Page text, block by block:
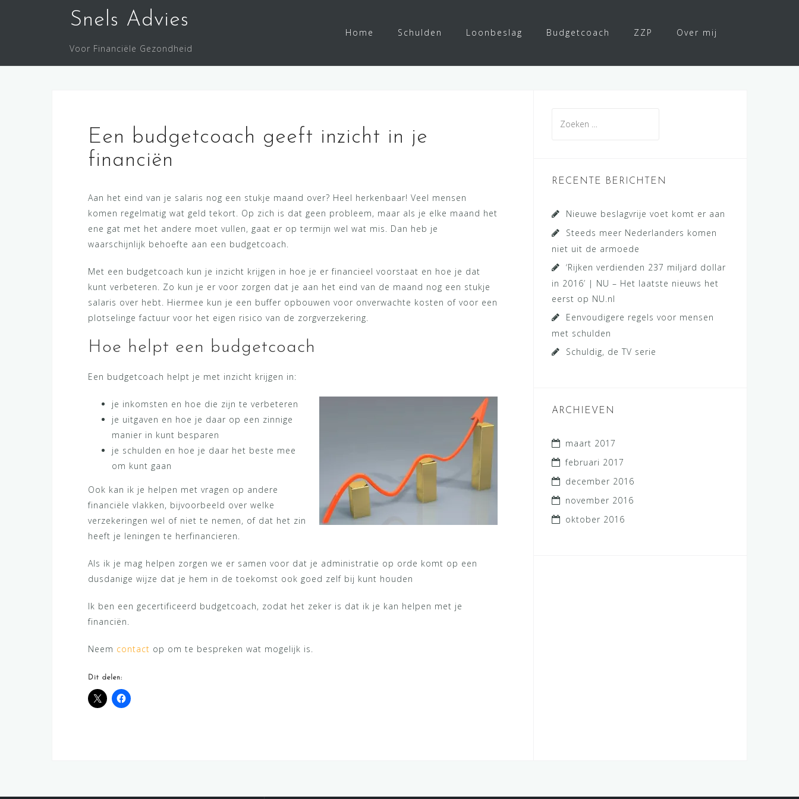
Snels Advies
Voor Financiële Gezondheid
Home Schulden Loonbeslag Budgetcoach ZZP Over mij
Een budgetcoach geeft inzicht in je
financiën
Aan het eind van je salaris nog een stukje maand over? Heel herkenbaar! Veel mensen
komen regelmatig wat geld tekort. Op zich is dat geen probleem, maar als je elke maand het
ene gat met het andere moet vullen, gaat er op termijn wel wat mis. Dan heb je
waarschijnlijk behoefte aan een budgetcoach.
Met een budgetcoach kun je inzicht krijgen in hoe je er financieel voorstaat en hoe je dat
kunt verbeteren. Zo kun je er voor zorgen dat je aan het eind van de maand nog een stukje
salaris over hebt. Hiermee kun je een buffer opbouwen voor onverwachte kosten of voor een
plotselinge factuur voor het eigen risico van de zorgverzekering.
Hoe helpt een budgetcoach
Een budgetcoach helpt je met inzicht krijgen in:
je inkomsten en hoe die zijn te verbeteren
je uitgaven en hoe je daar op een zinnige
manier in kunt besparen
je schulden en hoe je daar het beste mee
om kunt gaan
Ook kan ik je helpen met vragen op andere
financiële vlakken, bijvoorbeeld over welke
verzekeringen wel of niet te nemen, of dat het zin
heeft je leningen te herfinancieren.
Als ik je mag helpen zorgen we er samen voor dat je administratie op orde komt op een
dusdanige wijze dat je hem in de toekomst ook goed zelf bij kunt houden
Ik ben een gecertificeerd budgetcoach, zodat het zeker is dat ik je kan helpen met je
financiën.
Neem contact op om te bespreken wat mogelijk is.
Dit delen:
naar:
RECENTE BERICHTEN
Nieuwe beslagvrije voet komt er aan
Steeds meer Nederlanders komen
niet uit de armoede
‘Rijken verdienden 237 miljard dollar
in 2016’ | NU – Het laatste nieuws het
eerst op NU.nl
Eenvoudigere regels voor mensen
met schulden
Schuldig, de TV serie
ARCHIEVEN
maart 2017
februari 2017
december 2016
november 2016
oktober 2016